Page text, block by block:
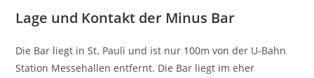
Lage und Kontakt der Minus Bar
Die Bar liegt in St. Pauli und ist nur 100m von der U-Bahn
Station Messehallen entfernt. Die Bar liegt im eher